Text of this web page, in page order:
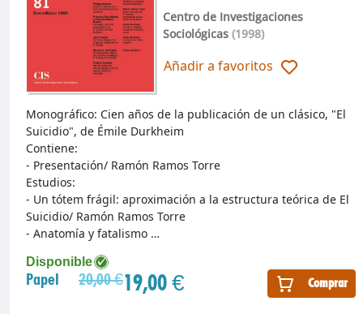
Centro de Investigaciones
Sociológicas(1998)
Añadir a favoritos
Disponible
Papel 20,00 €19,00 € Comprar
Monográfico: Cien años de la publicación de un clásico, "El
Suicidio", de Émile Durkheim
Contiene:
- Presentación/ Ramón Ramos Torre
Estudios:
- Un tótem frágil: aproximación a la estructura teórica de El
Suicidio/ Ramón Ramos Torre
- Anatomía y fatalismo …